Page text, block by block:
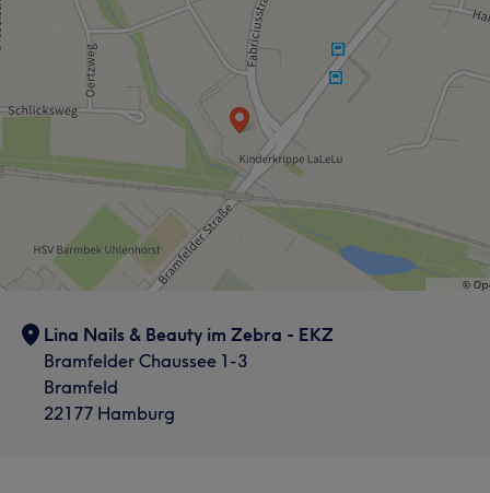
Lina Nails & Beauty im Zebra - EKZ
Bramfelder Chaussee 1-3
Bramfeld
22177 Hamburg